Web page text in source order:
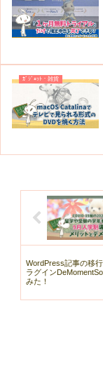
ｶﾞｼﾞｪｯﾄ・雑貨
WordPress記事の移
ラグイン
みた！